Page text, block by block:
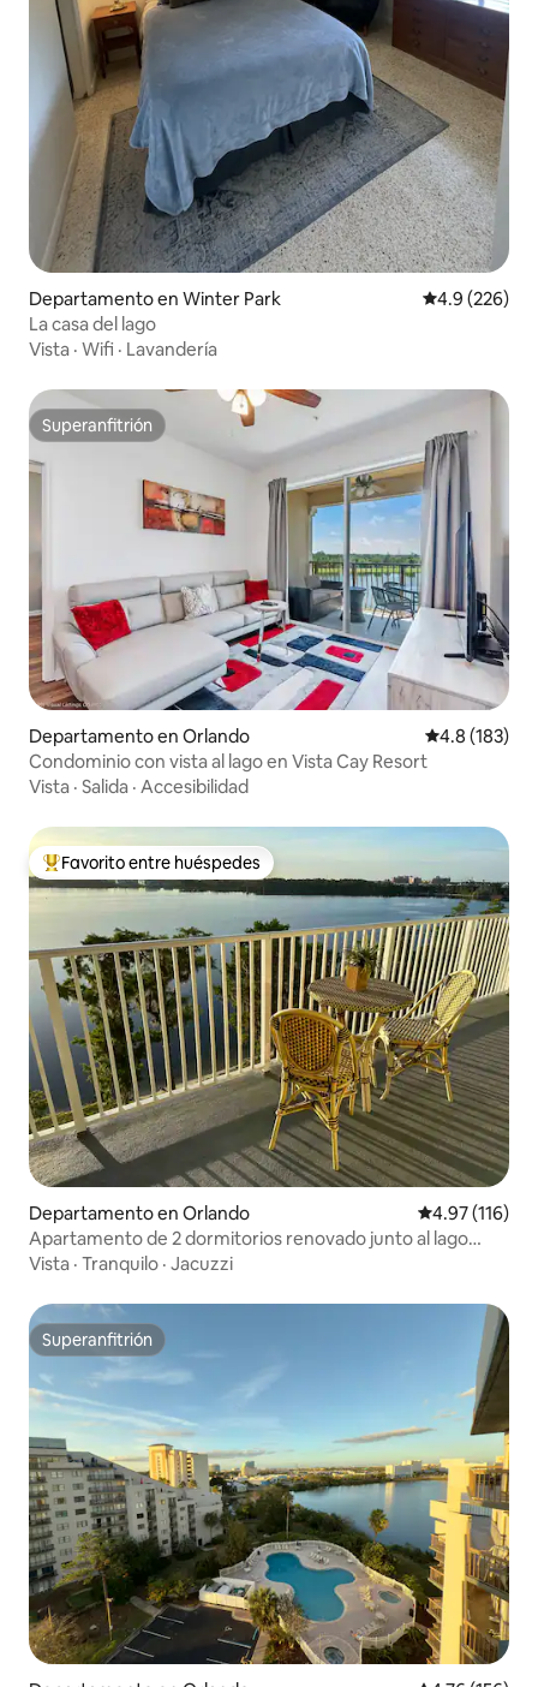
Departamento en Winter Park Calificación
4.9 (226)
La casa del lago
Vista · Wifi · Lavandería
Superanfitrión
Superanfitrión
Departamento en Orlando Calificación
4.8 (183)
Condominio con vista al lago en Vista Cay Resort
Vista · Salida · Accesibilidad
De los mejores en Favorito entre huéspedes
Favorito entre huéspedes
Departamento en Orlando Calificación
4.97 (116)
Apartamento de 2 dormitorios renovado junto al lago
cerca de Disney
Vista · Tranquilo · Jacuzzi
Superanfitrión
Superanfitrión